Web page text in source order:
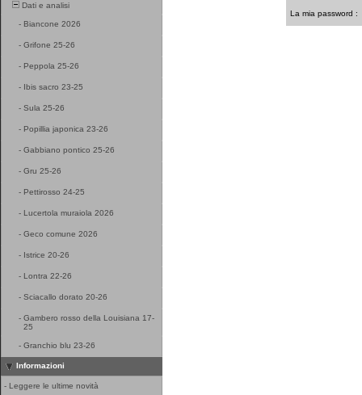
Dati e analisi
- Biancone 2026
- Grifone 25-26
- Peppola 25-26
- Ibis sacro 23-25
- Sula 25-26
- Popillia japonica 23-26
- Gabbiano pontico 25-26
- Gru 25-26
- Pettirosso 24-25
- Lucertola muraiola 2026
- Geco comune 2026
- Istrice 20-26
- Lontra 22-26
- Sciacallo dorato 20-26
- Gambero rosso della Louisiana 17-
25
- Granchio blu 23-26
Informazioni
- Leggere le ultime novità
La mia password :